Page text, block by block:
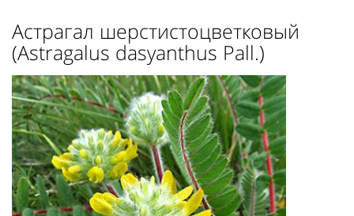
Астрагал шерстистоцветковый
(Astragalus dasyanthus Pall.)